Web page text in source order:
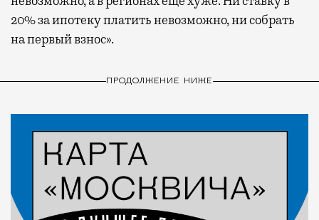
20% за ипотеку платить невозможно, ни собрать
на первый взнос».
ПРОДОЛЖЕНИЕ НИЖЕ